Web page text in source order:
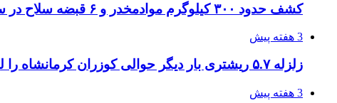
کشف حدود ۳۰۰ کیلوگرم موادمخدر و ۶ قبضه سلاح در سیستان و بلوچستان
3 هفته پیش
زلزله ۵.۷ ریشتری بار دیگر حوالی کوزران کرمانشاه را لرزاند
3 هفته پیش